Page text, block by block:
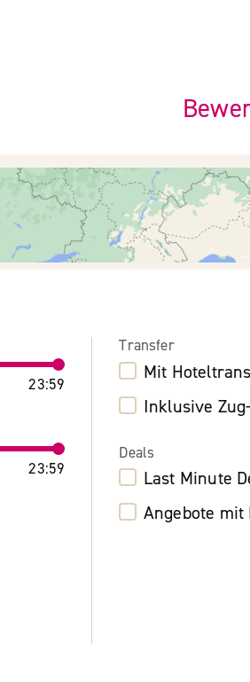
23:59
23:59
Transfer
Mit
Inklusive
Deals
Last Minute
Angebote mit